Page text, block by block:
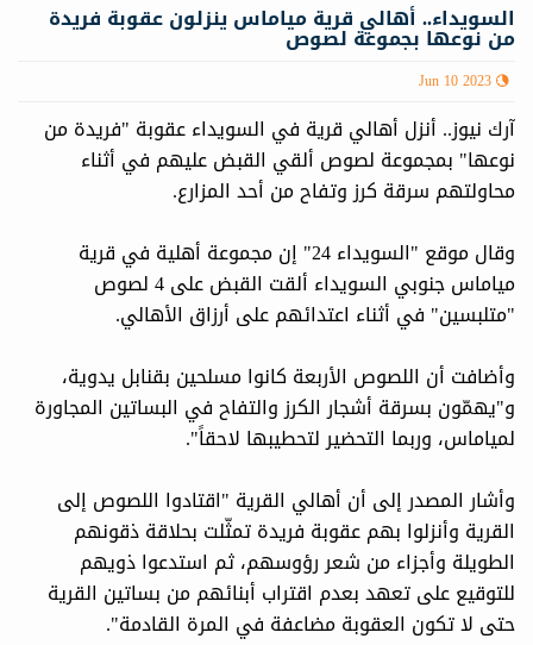
السويداء.. أهالي قرية مياماس ينزلون عقوبة فريدة
من نوعها بجموعة لصوص
Jun 10 2023
آرك نيوز.. أنزل أهالي قرية في السويداء عقوبة "فريدة من
نوعها" بمجموعة لصوص ألقي القبض عليهم في أثناء
محاولتهم سرقة كرز وتفاح من أحد المزارع.
وقال موقع "السويداء 24" إن مجموعة أهلية في قرية
مياماس جنوبي السويداء ألقت القبض على 4 لصوص
"متلبسين" في أثناء اعتدائهم على أرزاق الأهالي.
وأضافت أن اللصوص الأربعة كانوا مسلحين بقنابل يدوية،
و"يهمّون بسرقة أشجار الكرز والتفاح في البساتين المجاورة
لمياماس، وربما التحضير لتحطيبها لاحقاً".
وأشار المصدر إلى أن أهالي القرية "اقتادوا اللصوص إلى
القرية وأنزلوا بهم عقوبة فريدة تمثّلت بحلاقة ذقونهم
الطويلة وأجزاء من شعر رؤوسهم، ثم استدعوا ذويهم
للتوقيع على تعهد بعدم اقتراب أبنائهم من بساتين القرية
حتى لا تكون العقوبة مضاعفة في المرة القادمة".